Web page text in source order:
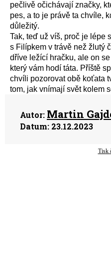
pečlivě očichávají značky,
pes, a to je právě ta chvíle,
důležitý.
Tak, teď už víš, proč je lépe
s Filípkem v trávě než žlutý
dříve ležící hračku, ale on
který vám hodí táta. Příště
chvíli pozorovat obě koťata
tom, jak vnímají svět kolem
Autor: Martin
Datum: 23.12.2023
Tisk